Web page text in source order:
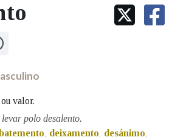
IDENTIDADE CORPORATIVA
MARCIAL DEL ADALID
FIGURAS HOMENAXEADAS
valor.
polo desalento.
deixamento desánimo